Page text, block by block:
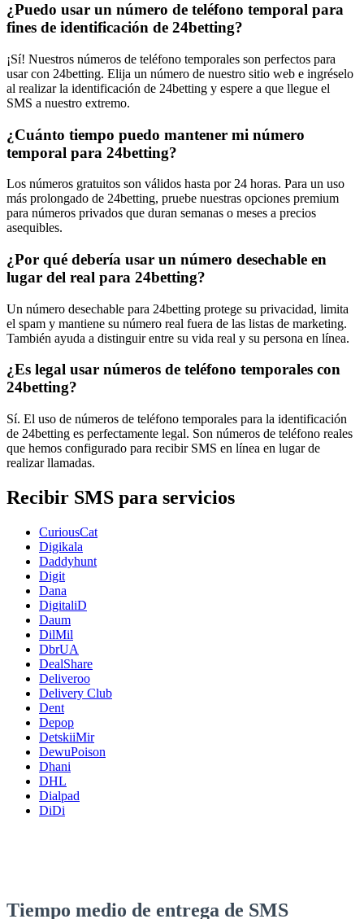
¿Puedo usar un número de teléfono temporal para
fines de identificación de 24betting?
¡Sí! Nuestros números de teléfono temporales son perfectos para
usar con 24betting. Elija un número de nuestro sitio web e ingréselo
al realizar la identificación de 24betting y espere a que llegue el
SMS a nuestro extremo.
¿Cuánto tiempo puedo mantener mi número
temporal para 24betting?
Los números gratuitos son válidos hasta por 24 horas. Para un uso
más prolongado de 24betting, pruebe nuestras opciones premium
para números privados que duran semanas o meses a precios
asequibles.
¿Por qué debería usar un número desechable en
lugar del real para 24betting?
Un número desechable para 24betting protege su privacidad, limita
el spam y mantiene su número real fuera de las listas de marketing.
También ayuda a distinguir entre su vida real y su persona en línea.
¿Es legal usar números de teléfono temporales con
24betting?
Sí. El uso de números de teléfono temporales para la identificación
de 24betting es perfectamente legal. Son números de teléfono reales
que hemos configurado para recibir SMS en línea en lugar de
realizar llamadas.
Recibir SMS para servicios
CuriousCat
Digikala
Daddyhunt
Digit
Dana
DigitaliD
Daum
DilMil
DbrUA
DealShare
Deliveroo
Delivery Club
Dent
Depop
DetskiiMir
DewuPoison
Dhani
DHL
Dialpad
DiDi
Tiempo medio de entrega de SMS